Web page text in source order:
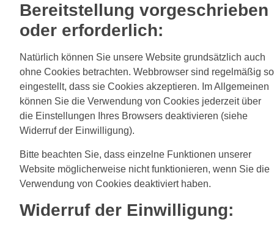
Bereitstellung vorgeschrieben
oder erforderlich:
Natürlich können Sie unsere Website grundsätzlich auch
ohne Cookies betrachten. Webbrowser sind regelmäßig so
eingestellt, dass sie Cookies akzeptieren. Im Allgemeinen
können Sie die Verwendung von Cookies jederzeit über
die Einstellungen Ihres Browsers deaktivieren (siehe
Widerruf der Einwilligung).
Bitte beachten Sie, dass einzelne Funktionen unserer
Website möglicherweise nicht funktionieren, wenn Sie die
Verwendung von Cookies deaktiviert haben.
Widerruf der Einwilligung: